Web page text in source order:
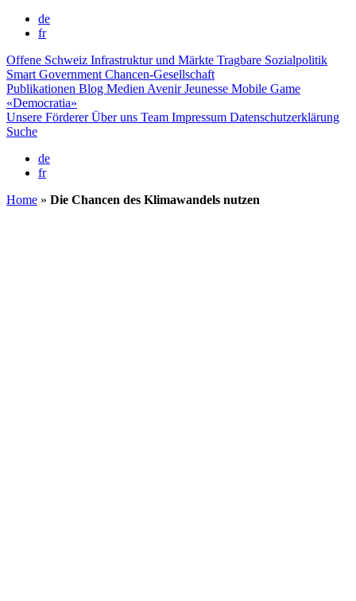
de
fr
Offene Schweiz Infrastruktur und Märkte Tragbare Sozialpolitik
Smart Government Chancen-Gesellschaft
Publikationen Blog Medien Avenir Jeunesse Mobile Game
«Democratia»
Unsere FördererÜber uns Team Impressum Datenschutzerklärung
Suche
de
fr
Home » Die Chancen des Klimawandels nutzen